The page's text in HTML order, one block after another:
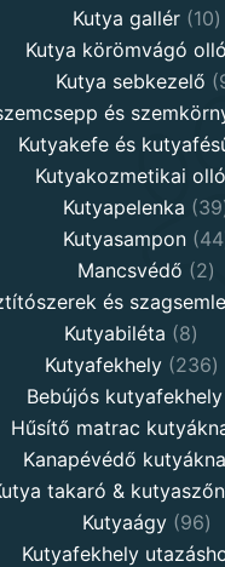
Kutya gallér 1010
Kutya körömvágó olló
Kutya sebkezelő
és
Kutyakefe és
Kutyakozmetikai olló
Kutyapelenka 39
Kutyasampon 44
Mancsvédő 22
és
Kutyabiléta 88
Kutyafekhely 236
Bebújós kutyafekhely
Hűsítő matrac
Kanapévédő
takaró &
Kutyaágy 9696
Kutyafekhely